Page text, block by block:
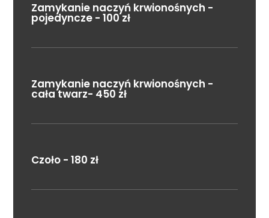
Zamykanie naczyń krwionośnych -
pojedyncze - 100 zł
Zamykanie naczyń krwionośnych -
cała twarz- 450 zł
Czoło - 180 zł